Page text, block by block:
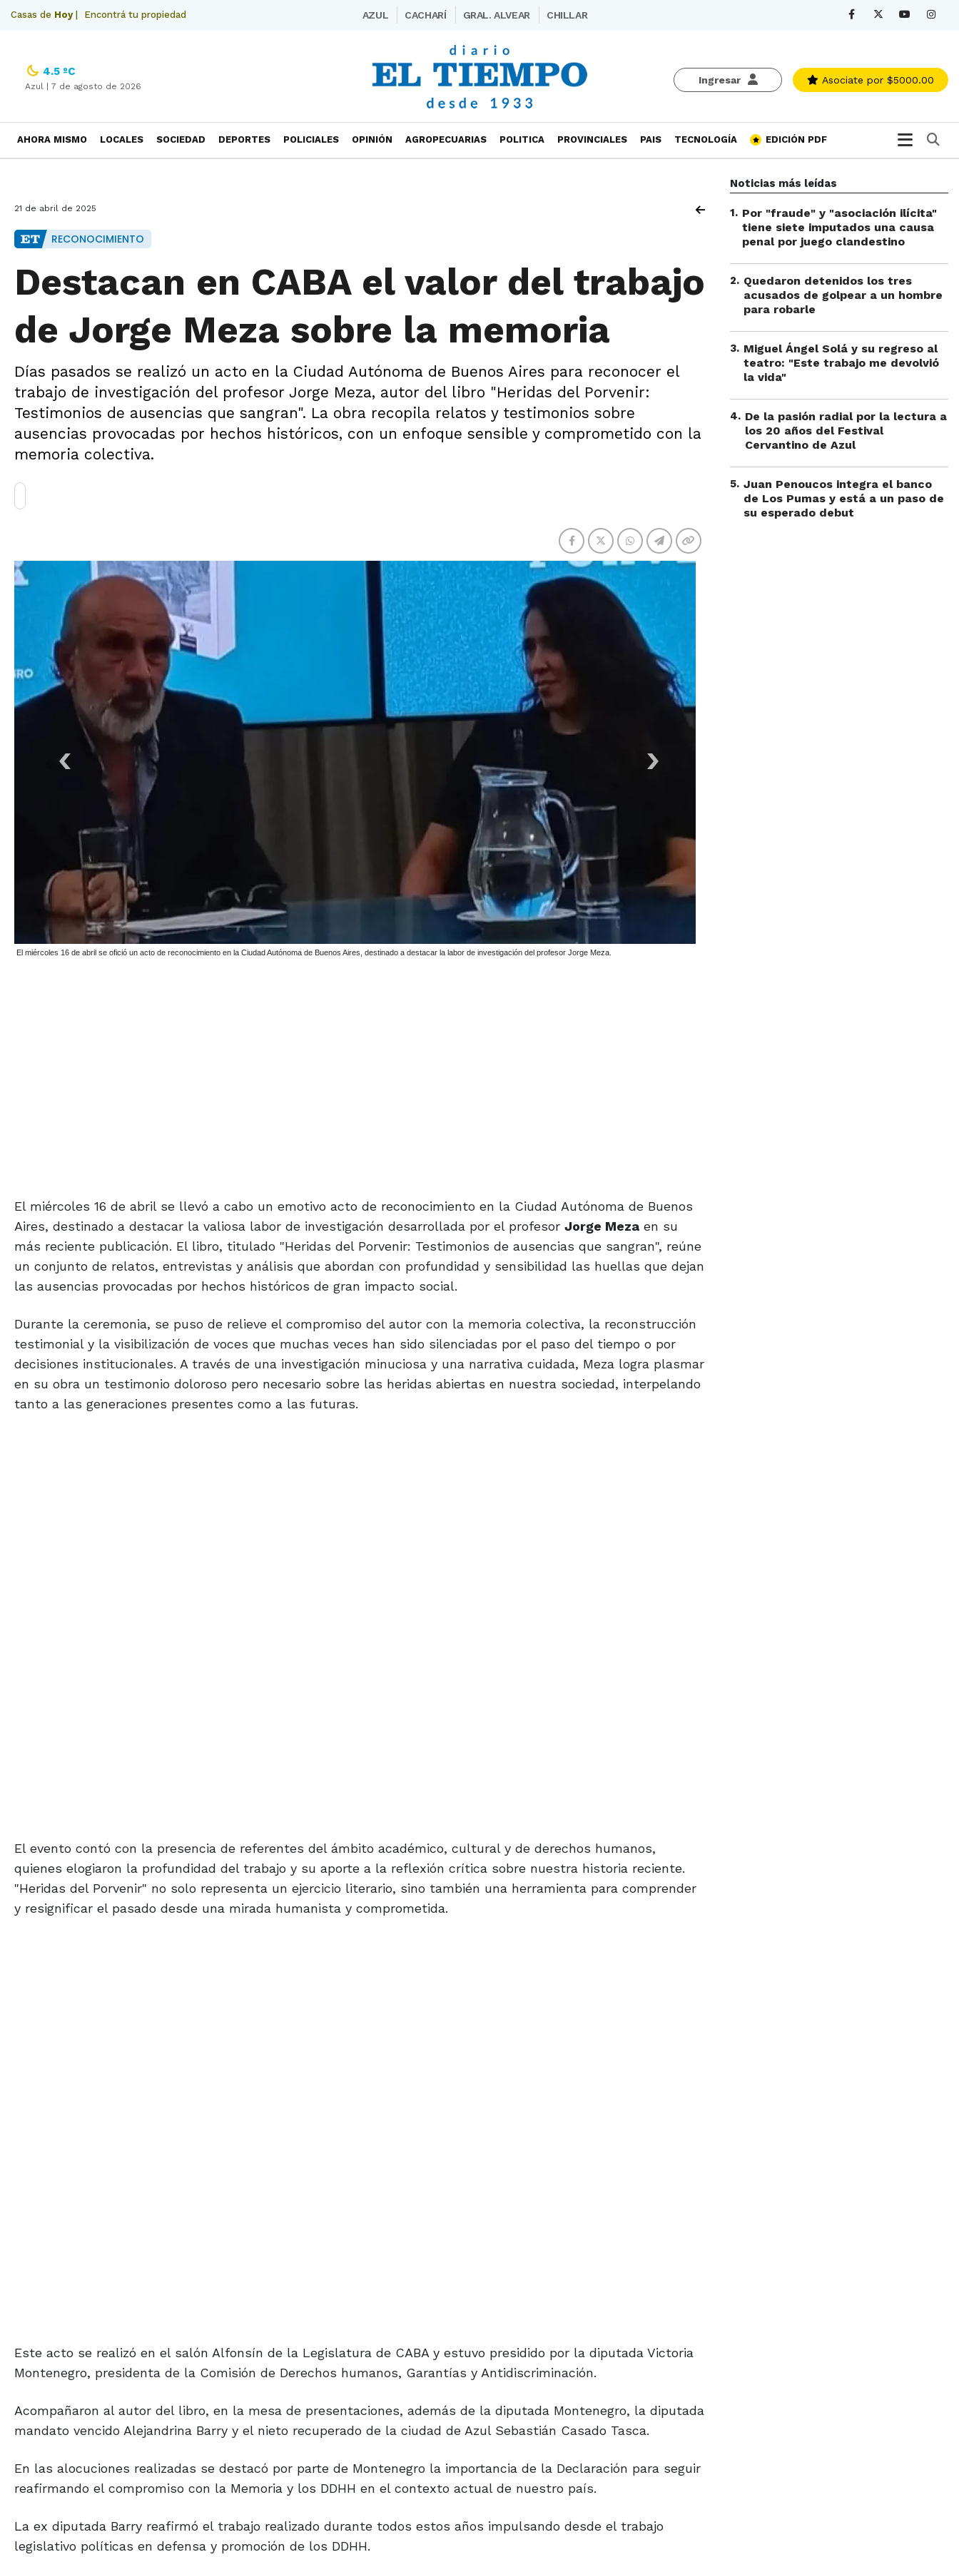
Casas de Hoy| Encontrá tu propiedad AZUL CACHARÍ GRAL. ALVEAR CHILLAR
Ingresar Asociate por $5000.00
4.5 ºC
Azul | 7 de agosto de 2026
AHORA MISMO LOCALES SOCIEDAD DEPORTES POLICIALES OPINIÓN AGROPECUARIAS POLITICA PROVINCIALES PAIS TECNOLOGÍA EDICIÓN PDF
21 de abril de 2025
RECONOCIMIENTO
Destacan en CABA el valor del trabajo
de Jorge Meza sobre la memoria
Días pasados se realizó un acto en la Ciudad Autónoma de Buenos Aires para reconocer el
trabajo de investigación del profesor Jorge Meza, autor del libro "Heridas del Porvenir:
Testimonios de ausencias que sangran". La obra recopila relatos y testimonios sobre
ausencias provocadas por hechos históricos, con un enfoque sensible y comprometido con la
memoria colectiva.
FOTOS GENTILEZA JORGE MEZA
El miércoles 16 de abril se llevó a cabo un emotivo acto de reconocimiento en la Ciudad Autónoma de Buenos
Aires, destinado a destacar la valiosa labor de investigación desarrollada por el profesor Jorge Meza en su
más reciente publicación. El libro, titulado "Heridas del Porvenir: Testimonios de ausencias que sangran", reúne
un conjunto de relatos, entrevistas y análisis que abordan con profundidad y sensibilidad las huellas que dejan
las ausencias provocadas por hechos históricos de gran impacto social.
Durante la ceremonia, se puso de relieve el compromiso del autor con la memoria colectiva, la reconstrucción
testimonial y la visibilización de voces que muchas veces han sido silenciadas por el paso del tiempo o por
decisiones institucionales. A través de una investigación minuciosa y una narrativa cuidada, Meza logra plasmar
en su obra un testimonio doloroso pero necesario sobre las heridas abiertas en nuestra sociedad, interpelando
tanto a las generaciones presentes como a las futuras.
El evento contó con la presencia de referentes del ámbito académico, cultural y de derechos humanos,
quienes elogiaron la profundidad del trabajo y su aporte a la reflexión crítica sobre nuestra historia reciente.
"Heridas del Porvenir" no solo representa un ejercicio literario, sino también una herramienta para comprender
y resignificar el pasado desde una mirada humanista y comprometida.
Este acto se realizó en el salón Alfonsín de la Legislatura de CABA y estuvo presidido por la diputada Victoria
Montenegro, presidenta de la Comisión de Derechos humanos, Garantías y Antidiscriminación.
Acompañaron al autor del libro, en la mesa de presentaciones, además de la diputada Montenegro, la diputada
mandato vencido Alejandrina Barry y el nieto recuperado de la ciudad de Azul Sebastián Casado Tasca.
En las alocuciones realizadas se destacó por parte de Montenegro la importancia de la Declaración para seguir
reafirmando el compromiso con la Memoria y los DDHH en el contexto actual de nuestro país.
La ex diputada Barry reafirmó el trabajo realizado durante todos estos años impulsando desde el trabajo
legislativo políticas en defensa y promoción de los DDHH.
Noticias más leídas
1. Por "fraude" y "asociación ilícita"
tiene siete imputados una causa
penal por juego clandestino
2. Quedaron detenidos los tres
acusados de golpear a un hombre
para robarle
3. Miguel Ángel Solá y su regreso al
teatro: "Este trabajo me devolvió
la vida"
4. De la pasión radial por la lectura a
los 20 años del Festival
Cervantino de Azul
5. Juan Penoucos integra el banco
de Los Pumas y está a un paso de
su esperado debut